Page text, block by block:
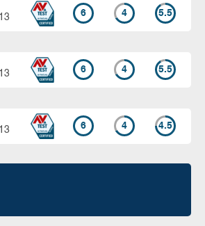
6 4 5.5
6 4 5.5
6 4 4.5